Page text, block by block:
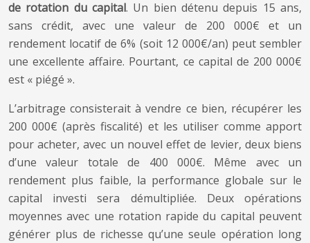
de rotation du capital. Un bien détenu depuis 15 ans,
sans crédit, avec une valeur de 200 000€ et un
rendement locatif de 6% (soit 12 000€/an) peut sembler
une excellente affaire. Pourtant, ce capital de 200 000€
est « piégé ».
L’arbitrage consisterait à vendre ce bien, récupérer les
200 000€ (après fiscalité) et les utiliser comme apport
pour acheter, avec un nouvel effet de levier, deux biens
d’une valeur totale de 400 000€. Même avec un
rendement plus faible, la performance globale sur le
capital investi sera démultipliée. Deux opérations
moyennes avec une rotation rapide du capital peuvent
générer plus de richesse qu’une seule opération long